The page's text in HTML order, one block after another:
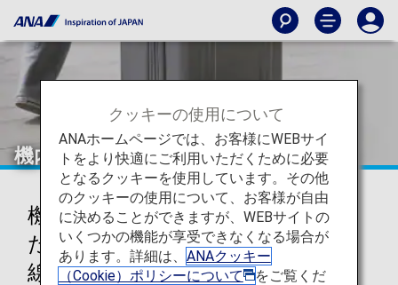
機内持ち込み・お預かりできないもの
機内持ち込み・お預かりが制限ま
たは禁止されているもの（国際
線）
クッキーの使用について
ANAホームページでは、お客様にWEBサイ
トをより快適にご利用いただくために必要
となるクッキーを使用しています。その他
のクッキーの使用について、お客様が自由
に決めることができますが、WEBサイトの
いくつかの機能が享受できなくなる場合が
あります。詳細は、 ANAクッキー
（Cookie）ポリシーについて
をご覧くだ